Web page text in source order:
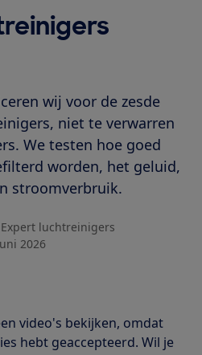
wij voor de zesde
niet te verwarren
We testen hoe goed
worden, het geluid,
stroomverbruik.
Expert luchtreinigers
2026
video's bekijken, omdat
hebt geaccepteerd. Wil je